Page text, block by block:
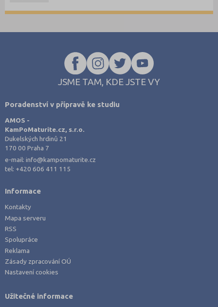
JSME TAM, KDE JSTE VY
Poradenství v přípravě ke studiu
AMOS -
KamPoMaturite.cz, s.r.o.
Dukelských hrdinů 21
170 00 Praha 7
e-mail:info@kampomaturite.cz
tel: +420 606 411 115
Informace
Kontakty
Mapa serveru
RSS
Spolupráce
Reklama
Zásady zpracování OÚ
Nastavení cookies
Užitečné informace